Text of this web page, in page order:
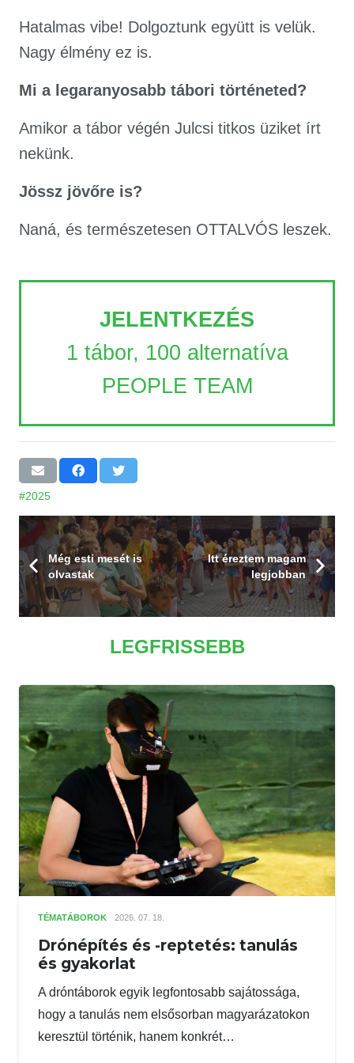
Hatalmas vibe! Dolgoztunk együtt is velük.
Nagy élmény ez is.
Mi a legaranyosabb tábori történeted?
Amikor a tábor végén Julcsi titkos üziket írt
nekünk.
Jössz jövőre is?
Naná, és természetesen OTTALVÓS leszek.
JELENTKEZÉS
1 tábor, 100 alternatíva
PEOPLE TEAM
#2025
Még esti mesét is
olvastak
Itt éreztem magam
legjobban
LEGFRISSEBB
TÉMATÁBOROK 2026. 07. 18.
Drónépítés és -reptetés: tanulás
és gyakorlat
A dróntáborok egyik legfontosabb sajátossága,
hogy a tanulás nem elsősorban magyarázatokon
keresztül történik, hanem konkrét…